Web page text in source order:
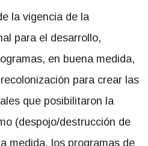
la vigencia de la
para el desarrollo,
en buena medida,
para crear las
que posibilitaron la
(despojo/destrucción de
medida, los programas de